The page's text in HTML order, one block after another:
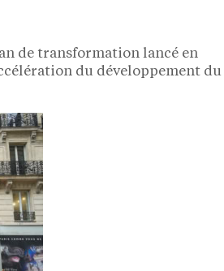
de transformation lancé en
du développement du